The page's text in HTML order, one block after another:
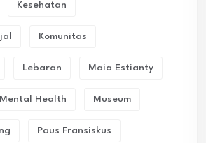
Kesehatan
Komunitas
Lebaran Maia Estianty
Mental Health Museum
Paus Fransiskus